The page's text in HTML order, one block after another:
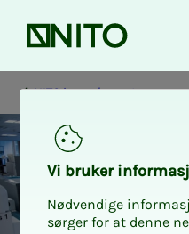
Forsiden
NITO i samfunnet
Vi bru­­­ker
Nødvendige
sørger for at denne